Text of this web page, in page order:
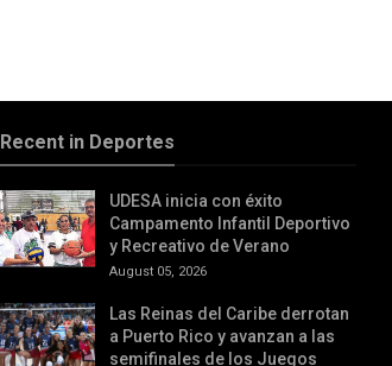
Recent in Deportes
UDESA inicia con éxito
Campamento Infantil Deportivo
y Recreativo de Verano
August 05, 2026
Las Reinas del Caribe derrotan
a Puerto Rico y avanzan a las
semifinales de los Juegos